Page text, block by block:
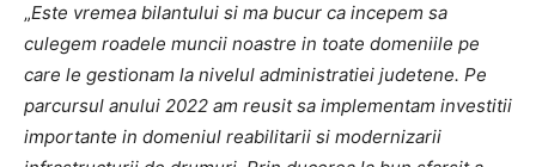
„Este vremea bilantului si ma bucur ca incepem sa
culegem roadele muncii noastre in toate domeniile pe
care le gestionam la nivelul administratiei judetene. Pe
parcursul anului 2022 am reusit sa implementam investitii
importante in domeniul reabilitarii si modernizarii